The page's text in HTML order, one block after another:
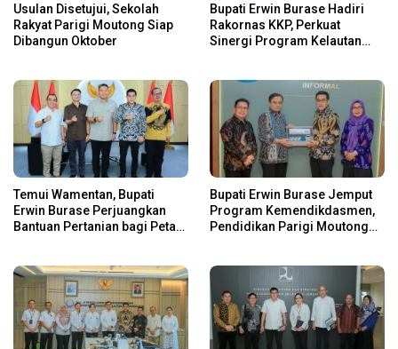
Usulan Disetujui, Sekolah
Rakyat Parigi Moutong Siap
Dibangun Oktober
Bupati Erwin Burase Hadiri
Rakornas KKP, Perkuat
Sinergi Program Kelautan
Temui Wamentan, Bupati
Erwin Burase Perjuangkan
Bantuan Pertanian bagi Petani
Bupati Erwin Burase Jemput
Program Kemendikdasmen,
Pendidikan Parigi Moutong